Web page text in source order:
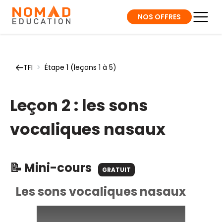
NOS OFFRES
TFI > Étape 1 (leçons 1 à 5)
Leçon 2 : les sons
vocaliques nasaux
📝 Mini-cours GRATUIT
Les sons vocaliques nasaux